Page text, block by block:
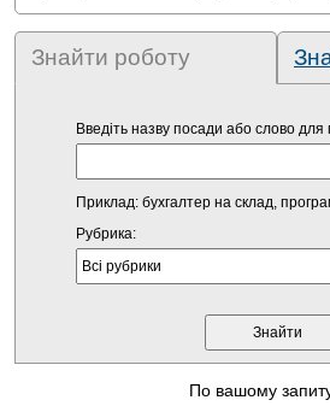
Знайти роботу
Введіть назву посади або слово для
Приклад: бухгалтер на склад,
Рубрика:
По вашому